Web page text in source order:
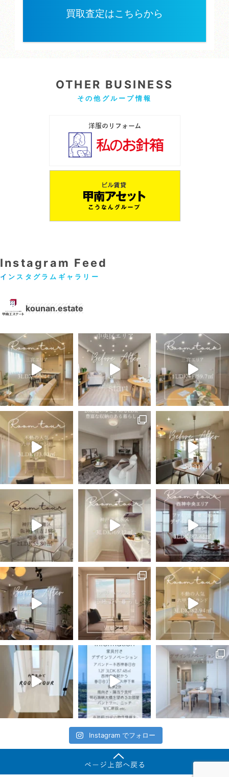
買取査定はこちらから
OTHER BUSINESS
その他グループ情報
Instagram Feed
インスタグラムギャラリー
kounan.estate
Instagram でフォロー